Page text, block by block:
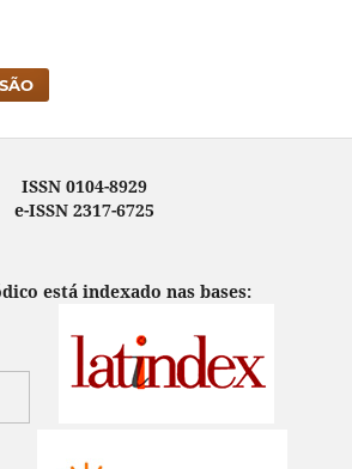
ISSN 0104-8929
e-ISSN 2317-6725
está indexado nas bases: